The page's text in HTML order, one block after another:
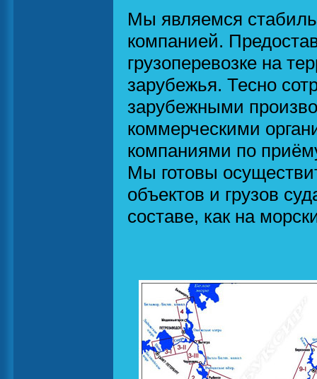
Мы являемся
компанией.
грузоперевозке на
зарубежья. Тесно
зарубежными
коммерческими
компаниями по
Мы готовы
объектов и грузов
составе, как на